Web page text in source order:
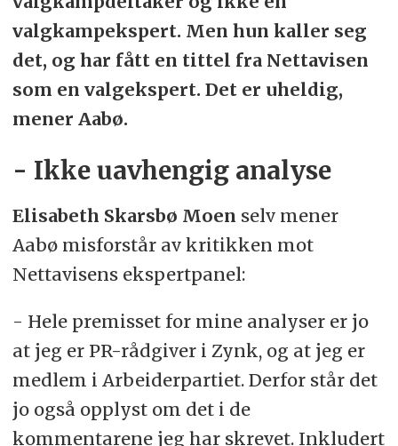
valgkampekspert. Men hun kaller seg
det, og har fått en tittel fra Nettavisen
som en valgekspert. Det er uheldig,
mener Aabø.
- Ikke uavhengig analyse
Elisabeth Skarsbø Moen selv mener
Aabø misforstår av kritikken mot
Nettavisens ekspertpanel:
- Hele premisset for mine analyser er jo
at jeg er PR-rådgiver i Zynk, og at jeg er
medlem i Arbeiderpartiet. Derfor står det
jo også opplyst om det i de
kommentarene jeg har skrevet. Inkludert